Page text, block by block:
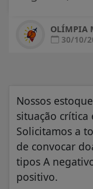
OLÍMPIA
30/10/
Nossos
situação crítica
Solicitamos a
de convocar
tipos A
positivo.